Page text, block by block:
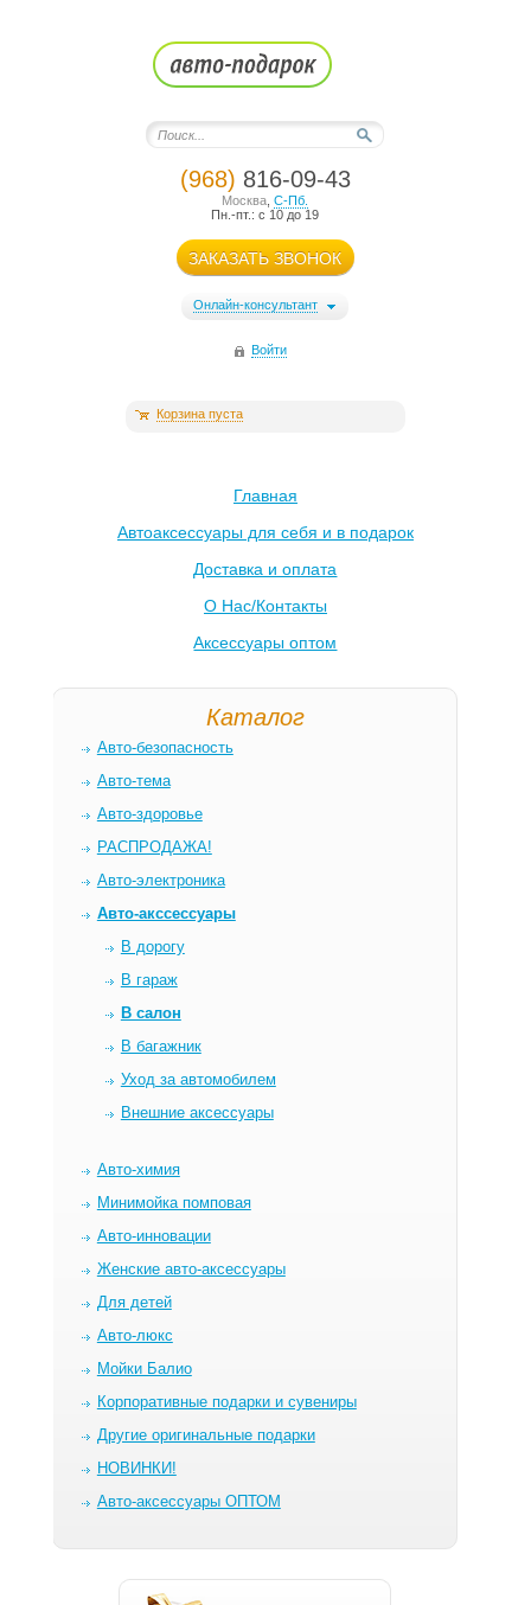
(968) 816-09-43
Москва ,С-Пб.
Пн.-пт.: с 10 до 19
ЗАКАЗАТЬ ЗВОНОК
Онлайн-консультант
Войти
Корзина пуста
Главная
Автоаксессуары для себя и в подарок
Доставка и оплата
О Нас/Контакты
Аксессуары оптом
Каталог
Авто-безопасность
Авто-тема
Авто-здоровье
РАСПРОДАЖА!
Авто-электроника
Авто-акссессуары
В дорогу
В гараж
В салон
В багажник
Уход за автомобилем
Внешние аксессуары
Авто-химия
Минимойка помповая
Авто-инновации
Женские авто-аксессуары
Для детей
Авто-люкс
Мойки Балио
Корпоративные подарки и сувениры
Другие оригинальные подарки
НОВИНКИ!
Авто-аксессуары ОПТОМ